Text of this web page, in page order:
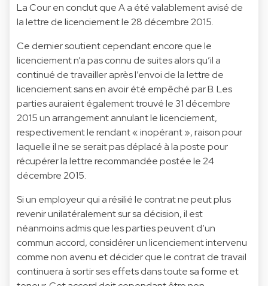
La Cour en conclut que A a été valablement avisé de
la lettre de licenciement le 28 décembre 2015.
Ce dernier soutient cependant encore que le
licenciement n’a pas connu de suites alors qu’il a
continué de travailler après l’envoi de la lettre de
licenciement sans en avoir été empêché par B. Les
parties auraient également trouvé le 31 décembre
2015 un arrangement annulant le licenciement,
respectivement le rendant « inopérant », raison pour
laquelle il ne se serait pas déplacé à la poste pour
récupérer la lettre recommandée postée le 24
décembre 2015.
Si un employeur qui a résilié le contrat ne peut plus
revenir unilatéralement sur sa décision, il est
néanmoins admis que les parties peuvent d’un
commun accord, considérer un licenciement intervenu
comme non avenu et décider que le contrat de travail
continuera à sortir ses effets dans toute sa forme et